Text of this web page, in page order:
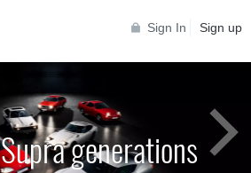
Sign In Sign up
Supra generations